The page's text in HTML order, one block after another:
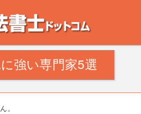
の空き家・空き地の対策でお悩みの方。相続
強い専門家5選
。